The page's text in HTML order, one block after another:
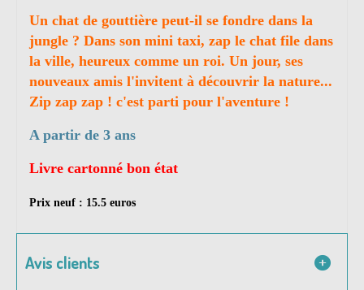
Un chat de gouttière peut-il se fondre dans la
jungle ? Dans son mini taxi, zap le chat file dans
la ville, heureux comme un roi. Un jour, ses
nouveaux amis l'invitent à découvrir la nature...
Zip zap zap ! c'est parti pour l'aventure !
A partir de 3 ans
Livre cartonné bon état
Prix neuf : 15.5 euros
Avis clients